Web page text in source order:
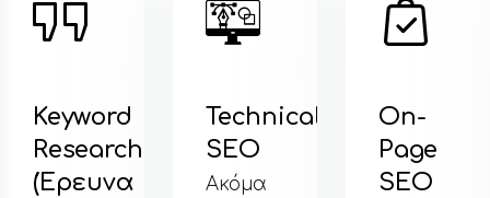
Technical
SEO
Ακόμα
On-
Page
SEO
Content
Στον